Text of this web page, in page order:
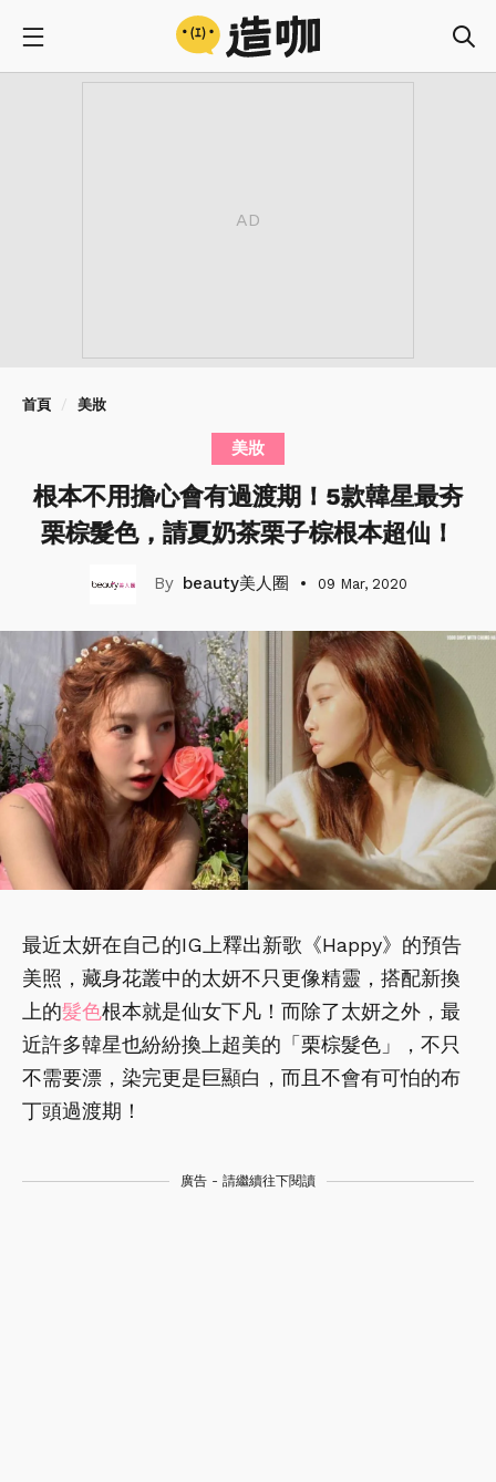
首頁 美妝
美妝
根本不用擔心會有過渡期！5款韓星最夯
栗棕髮色，請夏奶茶栗子棕根本超仙！
beauty美人圈 09 Mar, 2020
最近太妍在自己的IG上釋出新歌《Happy》的預告
美照，藏身花叢中的太妍不只更像精靈，搭配新換
上的髮色根本就是仙女下凡！而除了太妍之外，最
近許多韓星也紛紛換上超美的「栗棕髮色」，不只
不需要漂，染完更是巨顯白，而且不會有可怕的布
丁頭過渡期！
廣告 - 請繼續往下閱讀